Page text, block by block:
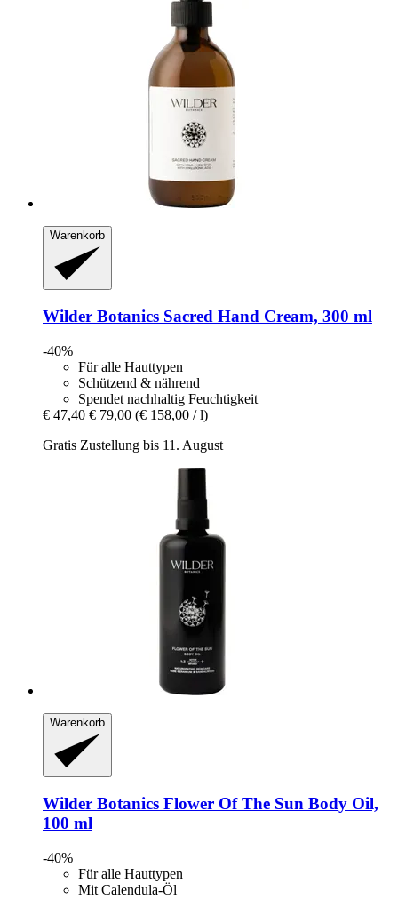
Warenkorb
Wilder Botanics Sacred Hand Cream, 300 ml
-40%
Für alle Hauttypen
Schützend & nährend
Spendet nachhaltig Feuchtigkeit
€ 47,40 € 79,00 (€ 158,00 / l)
Gratis Zustellung bis 11. August
Warenkorb
Wilder Botanics Flower Of The Sun Body Oil,
100 ml
-40%
Für alle Hauttypen
Mit Calendula-Öl